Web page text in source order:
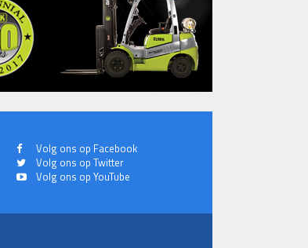
Volg ons op Facebook
Volg ons op Twitter
Volg ons op YouTube